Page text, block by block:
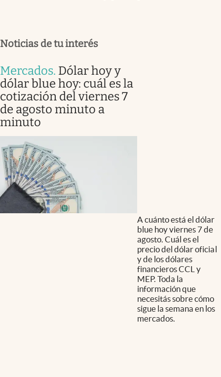
Noticias de tu interés
Mercados. Dólar hoy y
dólar blue hoy: cuál es la
cotización del viernes 7
de agosto minuto a
minuto
A cuánto está el dólar
blue hoy viernes 7 de
agosto. Cuál es el
precio del dólar oficial
y de los dólares
financieros CCL y
MEP. Toda la
información que
necesitás sobre cómo
sigue la semana en los
mercados.